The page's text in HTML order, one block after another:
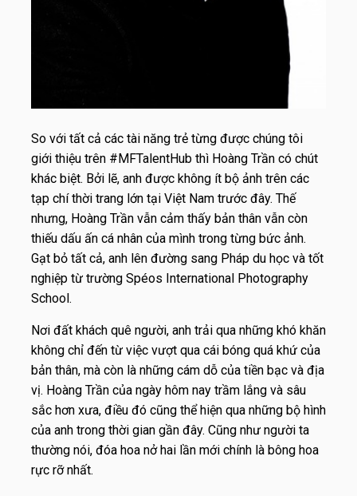
So với tất cả các tài năng trẻ từng được chúng tôi
giới thiệu trên #MFTalentHub thì Hoàng Trần có chút
khác biệt. Bởi lẽ, anh được không ít bộ ảnh trên các
tạp chí thời trang lớn tại Việt Nam trước đây. Thế
nhưng, Hoàng Trần vẫn cảm thấy bản thân vẫn còn
thiếu dấu ấn cá nhân của mình trong từng bức ảnh.
Gạt bỏ tất cả, anh lên đường sang Pháp du học và tốt
nghiệp từ trường Spéos International Photography
School.
Nơi đất khách quê người, anh trải qua những khó khăn
không chỉ đến từ việc vượt qua cái bóng quá khứ của
bản thân, mà còn là những cám dỗ của tiền bạc và địa
vị. Hoàng Trần của ngày hôm nay trầm lắng và sâu
sắc hơn xưa, điều đó cũng thể hiện qua những bộ hình
của anh trong thời gian gần đây. Cũng như người ta
thường nói, đóa hoa nở hai lần mới chính là bông hoa
rực rỡ nhất.